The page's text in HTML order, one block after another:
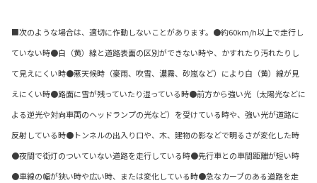
■次のような場合は、適切に作動しないことがあります。●約60km/h以上で走行し
ていない時●白（黄）線と道路表面の区別ができない時や、かすれたり汚れたりし
て見えにくい時●悪天候時（豪雨、吹雪、濃霧、砂嵐など）により白（黄）線が見
えにくい時●路面に雪が残っていたり湿っている時●前方から強い光（太陽光などに
よる逆光や対向車両のヘッドランプの光など）を受けている時や、強い光が道路に
反射している時●トンネルの出入り口や、木、建物の影などで明るさが変化した時
●夜間で街灯のついていない道路を走行している時●先行車との車間距離が短い時
●車線の幅が狭い時や広い時、または変化している時●急なカーブのある道路を走